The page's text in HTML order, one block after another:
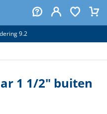
9.2
1 1/2" buiten